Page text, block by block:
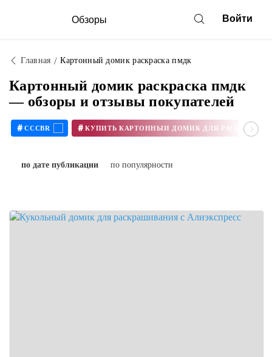
Обзоры Войти
Главная Картонный домик раскраска пмдк
Картонный домик раскраска пмдк
— обзоры и отзывы покупателей
# CCCBR #
по дате публикации по популярности